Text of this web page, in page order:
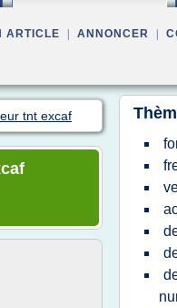
ARTICLE ANNONCER
tnt excaf